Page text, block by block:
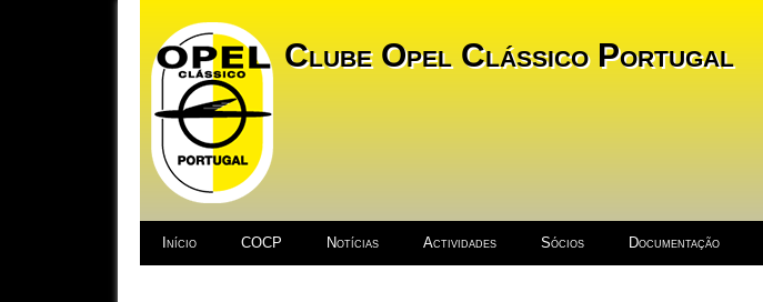
Clube Opel Clássico Portugal
Início COCP Notícias Actividades Sócios Documentação